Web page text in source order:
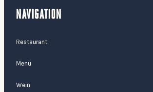
NAVIGATION
Restaurant
Menü
Wein